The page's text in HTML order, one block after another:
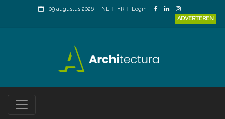
09 augustus 2026 NL FR
Login
ADVERTEREN